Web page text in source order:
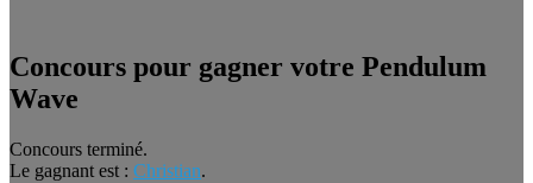
Concours pour gagner votre Pendulum
Wave
Concours terminé.
Le gagnant est : Christian.